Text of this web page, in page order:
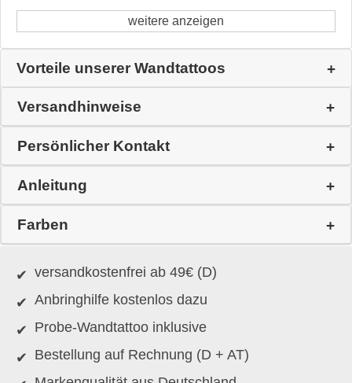
weitere anzeigen
Vorteile unserer Wandtattoos
Versandhinweise
Persönlicher Kontakt
Anleitung
Farben
versandkostenfrei ab 49€ (D)
Anbringhilfe kostenlos dazu
Probe-Wandtattoo inklusive
Bestellung auf Rechnung (D + AT)